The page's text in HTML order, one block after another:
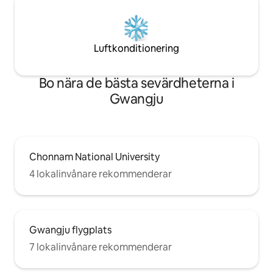
kroppstvätt, hårbehandling Kök där du
endast tillåten utomhus.) ✨️Brädspel (Da
Vinci Code Plus, Rumi Cube, Sabotage)
Luftkonditionering
Bo nära de bästa sevärdheterna i
Gwangju
Chonnam National University
4 lokalinvånare rekommenderar
Gwangju flygplats
7 lokalinvånare rekommenderar